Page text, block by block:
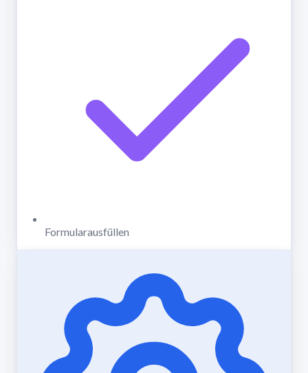
Formularausfüllen